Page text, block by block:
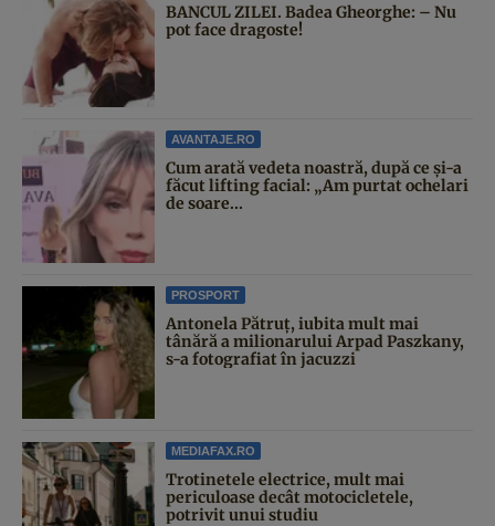
BANCUL ZILEI. Badea Gheorghe: – Nu
pot face dragoste!
AVANTAJE.RO
Cum arată vedeta noastră, după ce și-a
făcut lifting facial: „Am purtat ochelari
de soare...
PROSPORT
Antonela Pătruț, iubita mult mai
tânără a milionarului Arpad Paszkany,
s-a fotografiat în jacuzzi
MEDIAFAX.RO
Trotinetele electrice, mult mai
periculoase decât motocicletele,
potrivit unui studiu